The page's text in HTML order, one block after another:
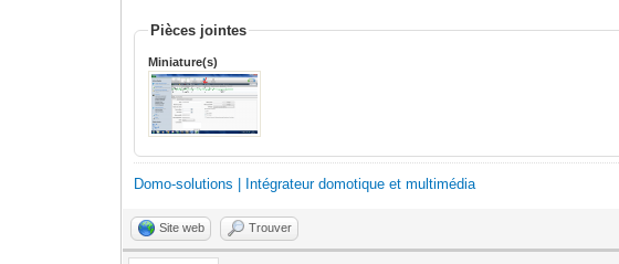
Pièces jointes
Miniature(s)
Domo-solutions | Intégrateur domotique et multimédia
Site web Trouver